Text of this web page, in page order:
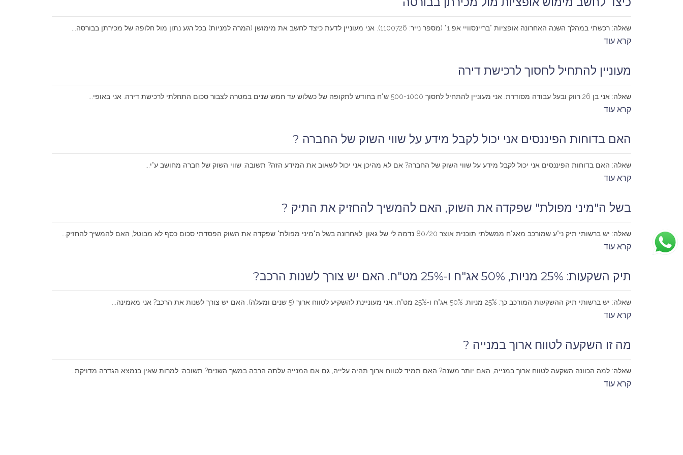
שאלה: רכשתי במהלך השנה האחרונה אופציות "בריינסוויי אפ 1" (מספר נייר: 1100726). אני מעוניין לדעת כיצד לחשב את מימושן (המרה למניות) בכל רגע נתון מול חלופה של מכירתן בבורסה...
קרא עוד
מעוניין להתחיל לחסוך לרכישת דירה
שאלה: אני בן 26 רווק ובעל עבודה מסודרת. אני מעוניין להתחיל לחסוך 500-1000 ש"ח בחודש לתקופה של כשלוש עד חמש שנים במטרה לצבור סכום התחלתי לרכישת דירה. אני באופי...
קרא עוד
האם בדוחות הפיננסים אני יכול לקבל מידע על שווי השוק של החברה ?
שאלה: האם בדוחות הפיננסים אני יכול לקבל מידע על שווי השוק של החברה? אם לא מהיכן אני יכול לשאוב את המידע הזה? תשובה: שווי השוק של חברה מחושב ע"י...
קרא עוד
בשל ה"מיני מפולת" שפקדה את השוק, האם להמשיך להחזיק את התיק ?
שאלה: יש ברשותי תיק ני"ע שמורכב מאג"ח ממשלתי תוכנית אוצר 80/20 נדמה לי של גאון. לאחרונה בשל ה"מיני מפולת" שפקדה את השוק הפסדתי סכום כסף לא מבוטל, האם להמשיך להחזיק...
קרא עוד
תיק השקעות: 25% מניות, 50% אג"ח ו-25% מט"ח. האם יש צורך לשנות הרכב?
שאלה: יש ברשותי תיק ההשקעות המורכב כך: 25% מניות, 50% אג"ח ו-25% מט"ח. אני מעוניינת להשקיע לטווח ארוך (5 שנים ומעלה). האם יש צורך לשנות את הרכב? אני מאמינה...
קרא עוד
מה זו השקעה לטווח ארוך במנייה ?
שאלה: למה הכוונה השקעה לטווח ארוך במנייה, האם יותר משנה? האם תמיד לטווח ארוך תהיה עלייה, גם אם המנייה עלתה הרבה במשך השנים? תשובה: למרות שאין בנמצא הגדרה מדויקת...
קרא עוד